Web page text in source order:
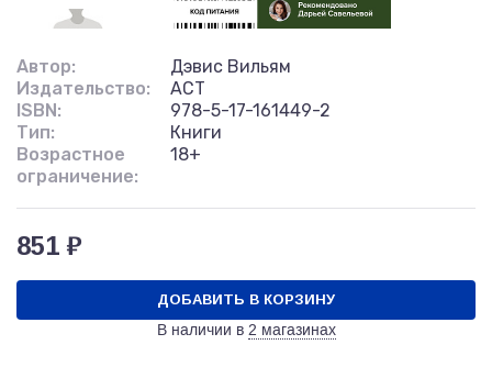
Автор:
Дэвис Вильям
Издательство:
АСТ
ISBN:
978-5-17-161449-2
Тип:
Книги
Возрастное
ограничение:
18+
851 ₽
ДОБАВИТЬ В КОРЗИНУ
В наличии в 2 магазинах